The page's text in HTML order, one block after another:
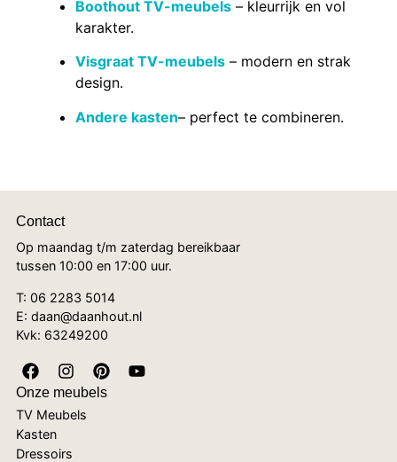
Boothout TV-meubels– kleurrijk en vol
karakter.
Visgraat TV-meubels – modern en strak
design.
Andere kasten– perfect te combineren.
Contact
Op maandag t/m zaterdag bereikbaar
tussen 10:00 en 17:00 uur.
T: 06 2283 5014
E: daan@daanhout.nl
Kvk: 63249200
Onze meubels
TV Meubels
Kasten
Dressoirs